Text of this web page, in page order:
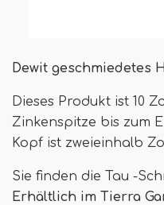
Dewit geschmiedetes
Dieses Produkt ist 10
Zinkenspitze bis zum
Kopf ist zweieinhalb
Sie finden die Tau -
Erhältlich im Tierra